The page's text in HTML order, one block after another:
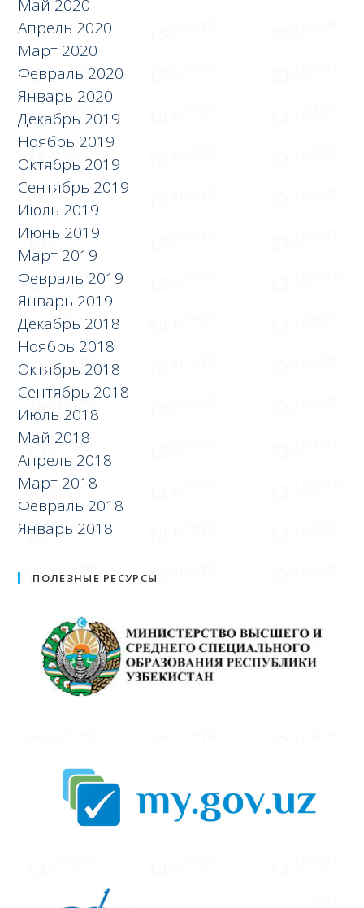
Май 2020
Апрель 2020
Март 2020
Февраль 2020
Январь 2020
Декабрь 2019
Ноябрь 2019
Октябрь 2019
Сентябрь 2019
Июль 2019
Июнь 2019
Март 2019
Февраль 2019
Январь 2019
Декабрь 2018
Ноябрь 2018
Октябрь 2018
Сентябрь 2018
Июль 2018
Май 2018
Апрель 2018
Март 2018
Февраль 2018
Январь 2018
ПОЛЕЗНЫЕ РЕСУРСЫ